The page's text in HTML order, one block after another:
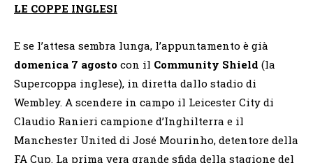
LE COPPE INGLESI
E se l’attesa sembra lunga, l’appuntamento è già
domenica 7 agosto con il Community Shield (la
Supercoppa inglese), in diretta dallo stadio di
Wembley. A scendere in campo il Leicester City di
Claudio Ranieri campione d’Inghilterra e il
Manchester United di José Mourinho, detentore della
FA Cup. La prima vera grande sfida della stagione del